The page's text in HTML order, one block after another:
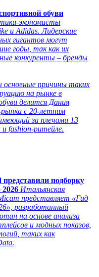
обуви
экономисты
и Adidas. Лидерские
гигантов могут
годы, так как их
конкуренты – бренды
основные причины таких
на рынке в
делится Дания
рынка с 20-летним
за плечами 13
fashion-ритейле.
подборку
2026 Итальянская
представляет «Гид
разработанный
на основе анализа
и модных показов,
таких как